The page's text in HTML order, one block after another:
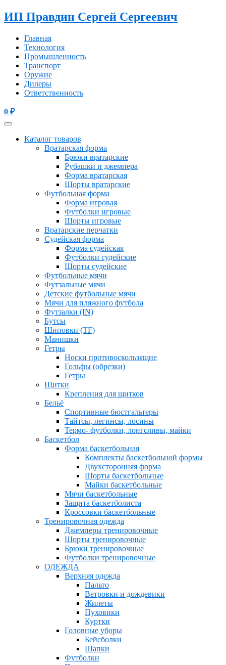
ИП Правдин Сергей Сергеевич
Главная
Технология
Промышленность
Транспорт
Оружие
Дилеры
Ответственность
0 ₽
Каталог товаров
Вратарская форма
Брюки вратарские
Рубашки и джемпера
Форма вратарская
Шорты вратарские
Футбольная форма
Форма игровая
Футболки игровые
Шорты игровые
Вратарские перчатки
Судейская форма
Форма судейская
Футболки судейские
Шорты судейские
Футбольные мячи
Футзальные мячи
Детские футбольные мячи
Мячи для пляжного футбола
Футзалки (IN)
Бутсы
Шиповки (TF)
Манишки
Гетры
Носки противоскользящие
Гольфы (обрезки)
Гетры
Щитки
Крепления для щитков
Бельё
Спортивные бюстгальтеры
Тайтсы, легинсы, лосины
Термо- футболки, лонгсливы, майки
Баскетбол
Форма баскетбольная
Комплекты баскетбольной формы
Двухсторонняя форма
Шорты баскетбольные
Майки баскетбольные
Мячи баскетбольные
Защита баскетболиста
Кроссовки баскетбольные
Тренировочная одежда
Джемперы тренировочные
Шорты тренировочные
Брюки тренировочные
Футболки тренировочные
ОДЕЖДА
Верхняя одежда
Пальто
Ветровки и дождевики
Жилеты
Пуховики
Куртки
Головные уборы
Бейсболки
Шапки
Футболки